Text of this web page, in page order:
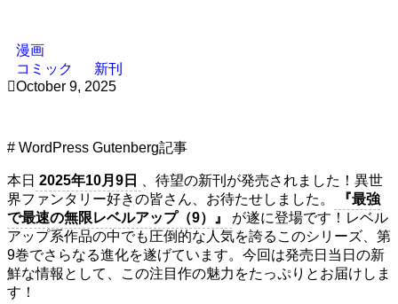
漫画
コミック
新刊
October 9, 2025
# WordPress Gutenberg記事
本日 2025年10月9日
、待望の新刊が発売されました！異世
界ファンタリー好きの皆さん、お待たせしました。
『最強
で最速の無限レベルアップ（9）』
が遂に登場です！レベル
アップ系作品の中でも圧倒的な人気を誇るこのシリーズ、第
9巻でさらなる進化を遂げています。今回は発売日当日の新
鮮な情報として、この注目作の魅力をたっぷりとお届けしま
す！